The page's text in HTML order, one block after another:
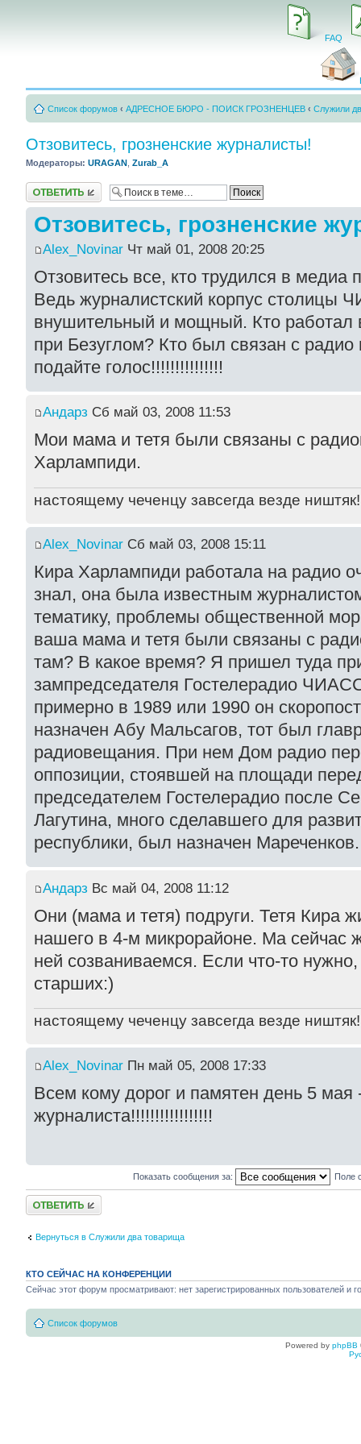
FAQ
Список форумов ‹ АДРЕСНОЕ БЮРО - ПОИСК ГРОЗНЕНЦЕВ ‹ Служили
Отзовитесь, грозненские журналисты!
Модераторы: URAGAN Zurab_A
Ответить
Отзовитесь, грозненские
Alex_Novinar Чт май 01, 2008 20:25
Отзовитесь все, кто трудился в медиа
Ведь журналистский корпус столицы
внушительный и мощный. Кто работал
при Безуглом? Кто был связан с
подайте голос!!!!!!!!!!!!!!!
Андарз Сб май 03, 2008 11:53
Мои мама и тетя были связаны с
Харлампиди.
настоящему чеченцу завсегда везде ништяк!
Alex_Novinar Сб май 03, 2008 15:11
Кира Харлампиди работала на радио
знал, она была известным
тематику, проблемы общественной
ваша мама и тетя были связаны с
там? В какое время? Я пришел туда
зампредседателя Гостелерадио
примерно в 1989 или 1990 он
назначен Абу Мальсагов, тот был
радиовещания. При нем Дом радио
оппозиции, стоявшей на площади
председателем Гостелерадио после
Лагутина, много сделавшего для
республики, был назначен Мареченков.
Андарз Вс май 04, 2008 11:12
Они (мама и тетя) подруги. Тетя Кира
нашего в 4-м микрорайоне. Ма сейчас
ней созваниваемся. Если что-то
старших:)
настоящему чеченцу завсегда везде ништяк!
Alex_Novinar Пн май 05, 2008 17:33
Всем кому дорог и памятен день 5 мая
журналиста!!!!!!!!!!!!!!!!!
Показать сообщения за: Поле
Ответить
Вернуться в Служили два товарища
КТО СЕЙЧАС НА КОНФЕРЕНЦИИ
Сейчас этот форум просматривают: нет зарегистрированных пользователей и
Список форумов
Powered by phpBB